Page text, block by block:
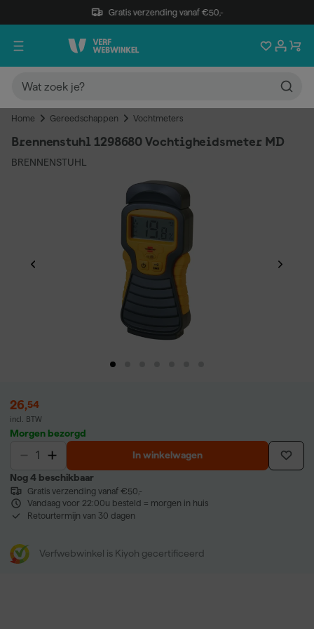
Gratis verzending vanaf €50,-
Home Gereedschappen Vochtmeters
Brennenstuhl 1298680 Vochtigheidsmeter MD
BRENNENSTUHL
26,54
incl. BTW
Morgen bezorgd
In winkelwagen
Nog 4 beschikbaar
Gratis verzending vanaf €50,-
Vandaag voor 22:00u besteld = morgen in huis
Retourtermijn van 30 dagen
Verfwebwinkel is Kiyoh gecertificeerd